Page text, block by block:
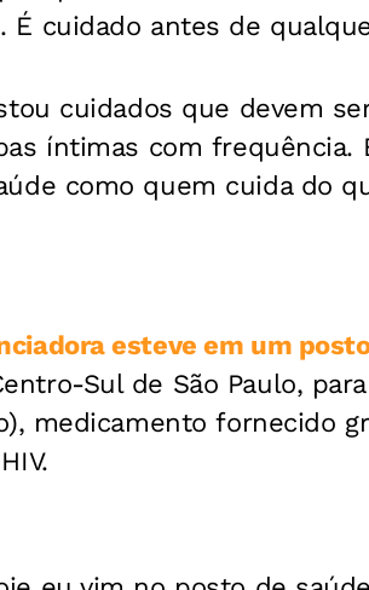
cuidado antes de
cuidados que devem
íntimas com frequência.
como quem cuida do
esteve em um
Sul de São Paulo,
medicamento fornecido